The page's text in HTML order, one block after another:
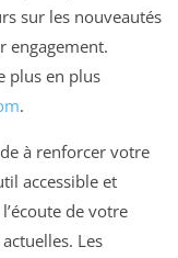
sur les nouveautés
engagement.
plus en plus
.
à renforcer votre
accessible et
de votre
Les